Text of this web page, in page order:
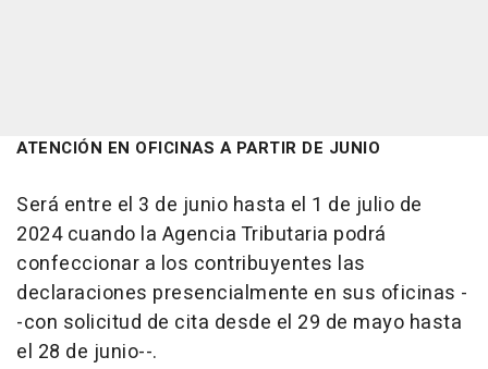
ATENCIÓN EN OFICINAS A PARTIR DE JUNIO
Será entre el 3 de junio hasta el 1 de julio de
2024 cuando la Agencia Tributaria podrá
confeccionar a los contribuyentes las
declaraciones presencialmente en sus oficinas -
-con solicitud de cita desde el 29 de mayo hasta
el 28 de junio--.